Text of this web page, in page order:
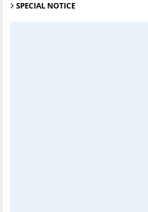
SPECIAL NOTICE